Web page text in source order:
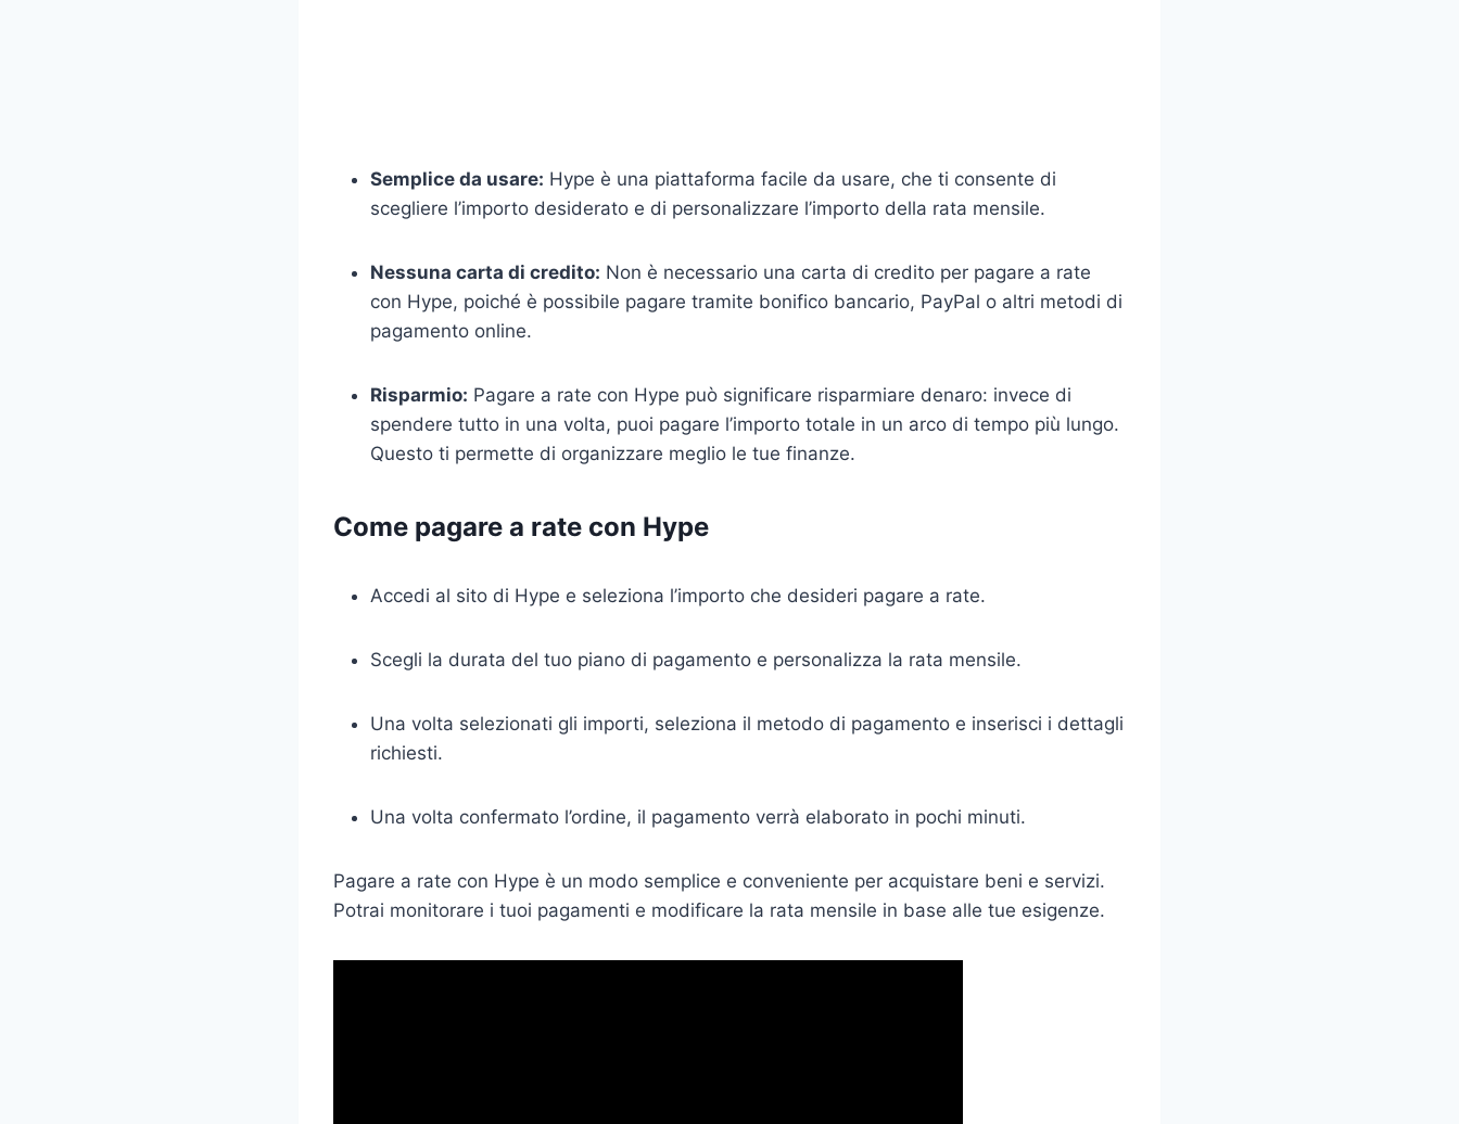
Semplice da usare: Hype è una piattaforma facile da usare, che ti consente di
scegliere l’importo desiderato e di personalizzare l’importo della rata mensile.
Nessuna carta di credito: Non è necessario una carta di credito per pagare a rate
con Hype, poiché è possibile pagare tramite bonifico bancario, PayPal o altri metodi di
pagamento online.
Risparmio: Pagare a rate con Hype può significare risparmiare denaro: invece di
spendere tutto in una volta, puoi pagare l’importo totale in un arco di tempo più lungo.
Questo ti permette di organizzare meglio le tue finanze.
Come pagare a rate con Hype
Accedi al sito di Hype e seleziona l’importo che desideri pagare a rate.
Scegli la durata del tuo piano di pagamento e personalizza la rata mensile.
Una volta selezionati gli importi, seleziona il metodo di pagamento e inserisci i dettagli
richiesti.
Una volta confermato l’ordine, il pagamento verrà elaborato in pochi minuti.
Pagare a rate con Hype è un modo semplice e conveniente per acquistare beni e servizi.
Potrai monitorare i tuoi pagamenti e modificare la rata mensile in base alle tue esigenze.